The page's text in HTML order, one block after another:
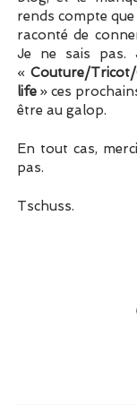
rends compte
raconté de
Je ne sais pas.
«Couture/
life» ces
être au galop.
En tout cas,
pas.
Tschuss.